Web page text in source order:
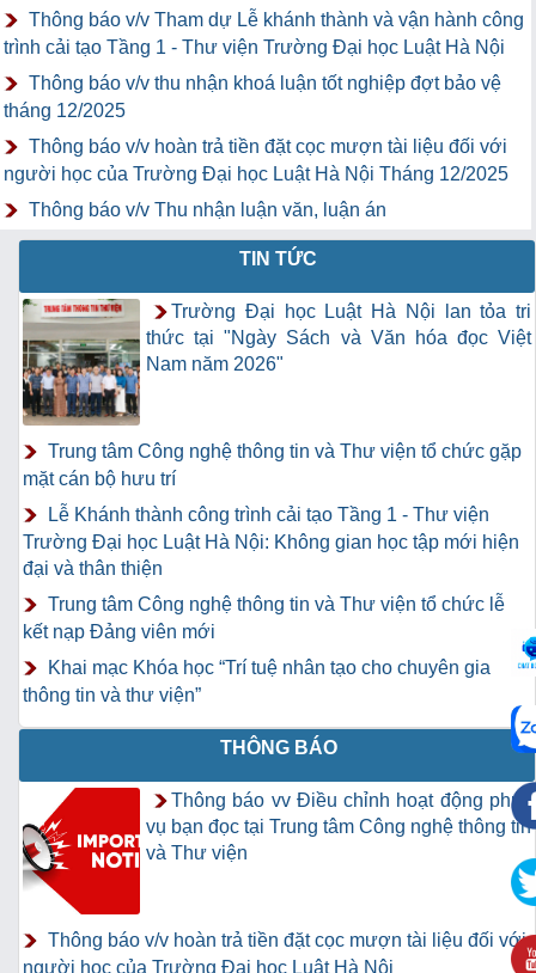
Thông báo v/v Tham dự Lễ khánh thành và vận hành công
trình cải tạo Tầng 1 - Thư viện Trường Đại học Luật Hà Nội
Thông báo v/v thu nhận khoá luận tốt nghiệp đợt bảo vệ
tháng 12/2025
Thông báo v/v hoàn trả tiền đặt cọc mượn tài liệu đối với
người học của Trường Đại học Luật Hà Nội Tháng 12/2025
Thông báo v/v Thu nhận luận văn, luận án
TIN TỨC
Trường Đại học Luật Hà Nội lan tỏa tri
thức tại "Ngày Sách và Văn hóa đọc Việt
Nam năm 2026"
Trung tâm Công nghệ thông tin và Thư viện tổ chức gặp
mặt cán bộ hưu trí
Lễ Khánh thành công trình cải tạo Tầng 1 - Thư viện
Trường Đại học Luật Hà Nội: Không gian học tập mới hiện
đại và thân thiện
Trung tâm Công nghệ thông tin và Thư viện tổ chức lễ
kết nạp Đảng viên mới
Khai mạc Khóa học “Trí tuệ nhân tạo cho chuyên gia
thông tin và thư viện”
THÔNG BÁO
Thông báo vv Điều chỉnh hoạt động phục
vụ bạn đọc tại Trung tâm Công nghệ thông tin
và Thư viện
Thông báo v/v hoàn trả tiền đặt cọc mượn tài liệu đối với
người học của Trường Đại học Luật Hà Nội